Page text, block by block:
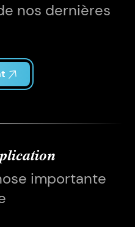
nos dernières
importante